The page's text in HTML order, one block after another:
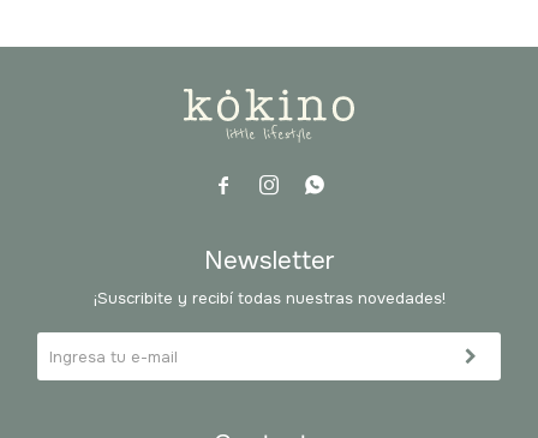
  
Newsletter
¡Suscribite y recibí todas nuestras novedades!